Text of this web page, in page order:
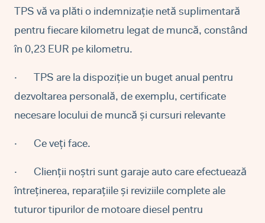
TPS vă va plăti o indemnizație netă suplimentară
pentru fiecare kilometru legat de muncă, constând
în 0,23 EUR pe kilometru.
·
TPS are la dispoziție un buget anual pentru
dezvoltarea personală, de exemplu, certificate
necesare locului de muncă și cursuri relevante
· Ce veți face.
·
Clienții noștri sunt garaje auto care efectuează
întreținerea, reparațiile și reviziile complete ale
tuturor tipurilor de motoare diesel pentru